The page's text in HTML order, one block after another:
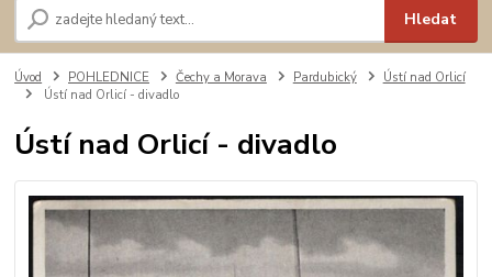
Hledat
Úvod POHLEDNICE Čechy a Morava Pardubický
Ústí nad Orlicí
Ústí nad Orlicí - divadlo
Ústí nad Orlicí - divadlo